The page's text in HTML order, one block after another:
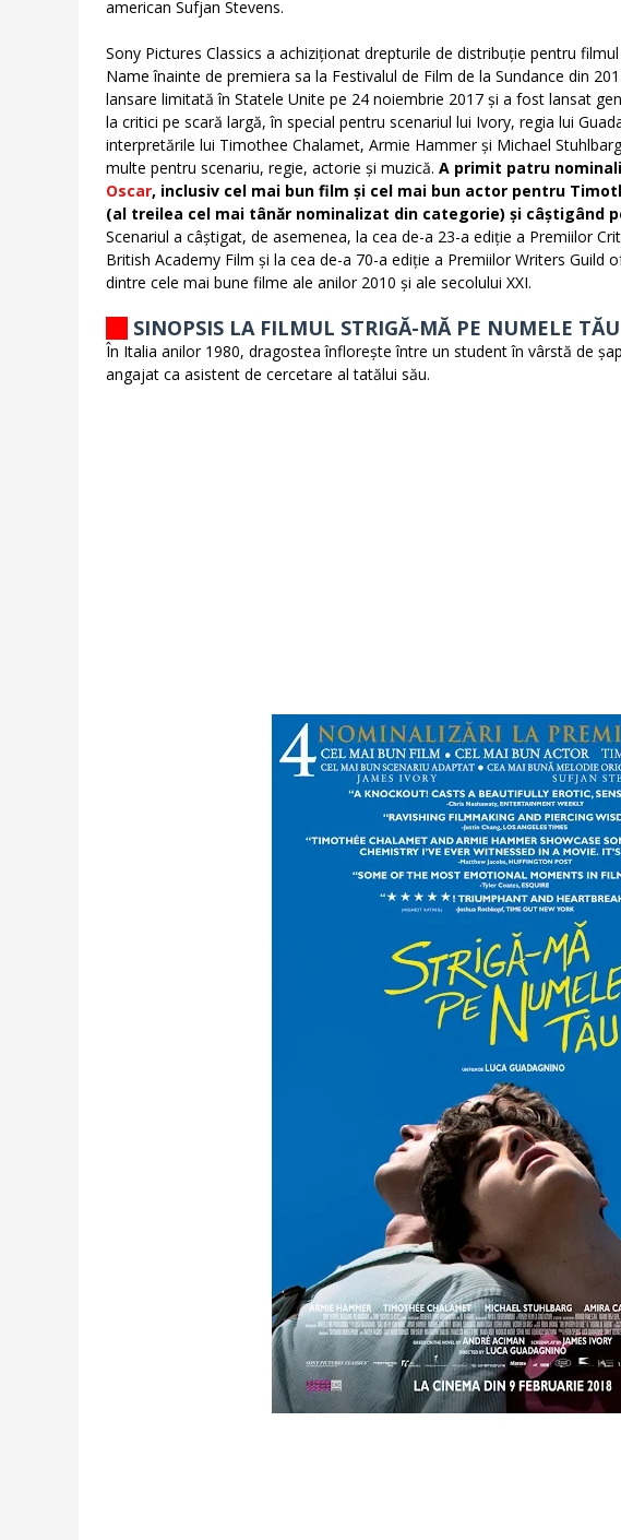
american Sufjan Stevens.
Sony Pictures Classics a achiziționat drepturile de distribuție pentru
Name înainte de premiera sa la Festivalul de Film de la Sundance din
lansare limitată în Statele Unite pe 24 noiembrie 2017 și a fost lansat
la critici pe scară largă, în special pentru scenariul lui Ivory, regia lui
interpretările lui Timothee Chalamet, Armie Hammer și Michael
multe pentru scenariu, regie, actorie și muzică. A primit patru
Oscar, inclusiv cel mai bun film și cel mai bun actor pentru
(al treilea cel mai tânăr nominalizat din categorie) și câștigând
Scenariul a câștigat, de asemenea, la cea de-a 23-a ediție a Premiilor
British Academy Film și la cea de-a 70-a ediție a Premiilor Writers Guild
dintre cele mai bune filme ale anilor 2010 și ale secolului XXI.
SINOPSIS LA FILMUL STRIGĂ-MĂ PE NUMELE TĂU
În Italia anilor 1980, dragostea înflorește între un student în vârstă de
angajat ca asistent de cercetare al tatălui său.